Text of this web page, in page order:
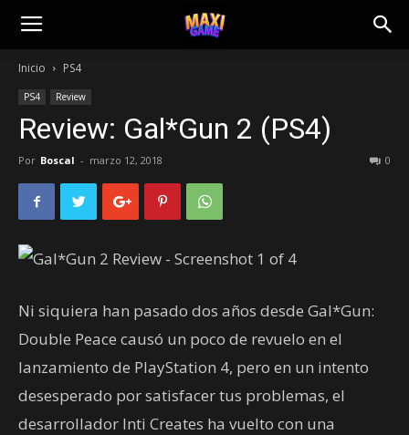
Inicio PS4
PS4 Review
Review: Gal*Gun 2 (PS4)
Por Boscal - marzo 12, 2018 0
Ni siquiera han pasado dos años desde Gal*Gun:
Double Peace causó un poco de revuelo en el
lanzamiento de PlayStation 4, pero en un intento
desesperado por satisfacer tus problemas, el
desarrollador Inti Creates ha vuelto con una